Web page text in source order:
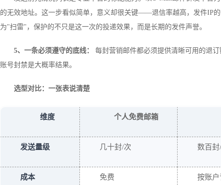
的无效地址。这一步看似简单，意义却很关键——退信率越高，发件IP
为"扫雷"，保护的不只是这一次的投递效果，而是长期的发件声誉。
5、一条必须遵守的底线：
每封营销邮件都必须提供清晰可用的退
账号封禁是大概率结果。
选型对比：一张表说清楚
维度 个人免费邮箱
发送量级 几十封/次 数百封
成本 免费
按账